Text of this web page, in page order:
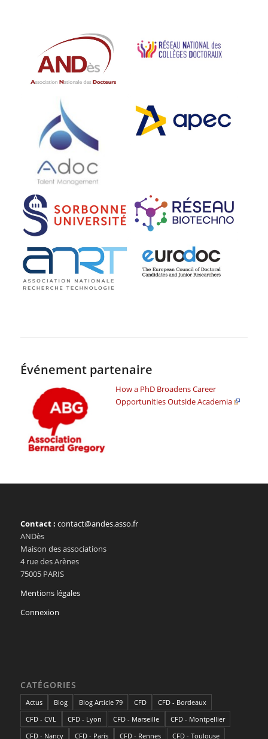
Événement partenaire
How a PhD Broadens Career
Opportunities Outside Academia
Contact : contact@andes.asso.fr
ANDès
Maison des associations
4 rue des Arènes
75005 PARIS
Mentions légales
Connexion
CATÉGORIES
Actus Blog Blog Article 79 CFD
CFD - Bordeaux
CFD - CVL
CFD - Lyon CFD - Marseille
CFD - Montpellier
CFD - Nancy
CFD - Paris CFD - Rennes CFD - Toulouse